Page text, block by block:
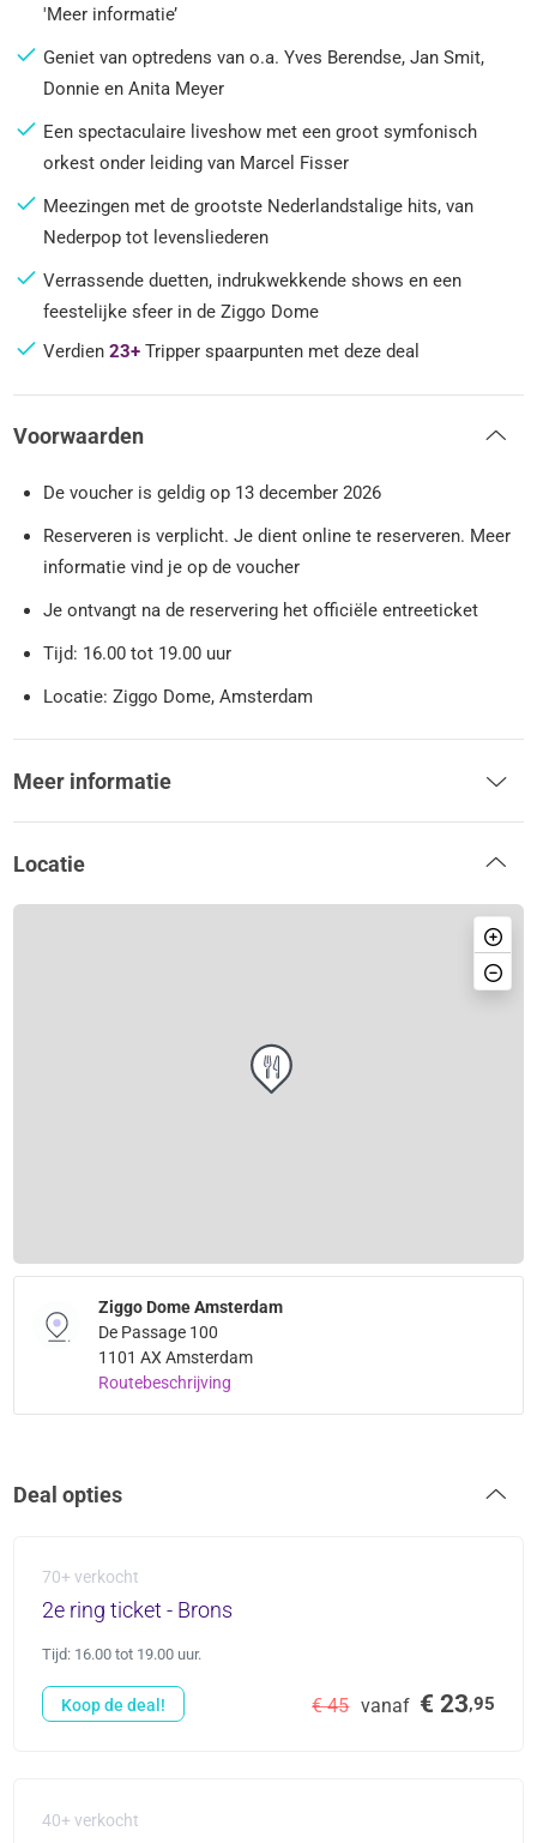
'Meer informatie’
Geniet van optredens van o.a. Yves Berendse, Jan Smit,
Donnie en Anita Meyer
Een spectaculaire liveshow met een groot symfonisch
orkest onder leiding van Marcel Fisser
Meezingen met de grootste Nederlandstalige hits, van
Nederpop tot levensliederen
Verrassende duetten, indrukwekkende shows en een
feestelijke sfeer in de Ziggo Dome
Verdien23+ Tripper spaarpunten met deze deal
Voorwaarden
De voucher is geldig op 13 december 2026
Reserveren is verplicht. Je dient online te reserveren. Meer
informatie vind je op de voucher
Je ontvangt na de reservering het officiële entreeticket
Tijd: 16.00 tot 19.00 uur
Locatie: Ziggo Dome, Amsterdam
Meer informatie
Locatie
Ziggo Dome Amsterdam
De Passage 100
1101 AX Amsterdam
Routebeschrijving
Deal opties
70+ verkocht
2e ring ticket - Brons
Tijd: 16.00 tot 19.00 uur.
€ 45 vanaf € 23,95
Koop de deal!
40+ verkocht